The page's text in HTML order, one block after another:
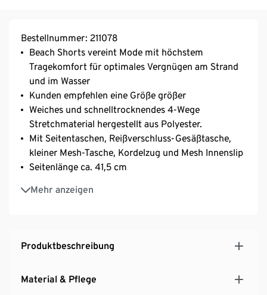
Bestellnummer: 211078
Beach Shorts vereint Mode mit höchstem
Tragekomfort für optimales Vergnügen am Strand
und im Wasser
Kunden empfehlen eine Größe größer
Weiches und schnelltrocknendes 4-Wege
Stretchmaterial hergestellt aus Polyester.
Mit Seitentaschen, Reißverschluss-Gesäßtasche,
kleiner Mesh-Tasche, Kordelzug und Mesh Innenslip
Seitenlänge ca. 41,5 cm
Mehr anzeigen
Ideal zum Schwimmen und für Sport- und
Freizeitaktivitäten am Pool und am Strand
Produktbeschreibung
Material & Pflege